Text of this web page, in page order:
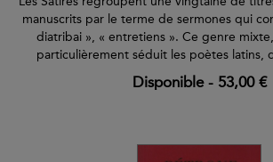
manuscrits par le terme de sermones qui
diatribai », « entretiens ». Ce genre
particulièrement séduit les poètes latins,
Disponible- 53,00 €